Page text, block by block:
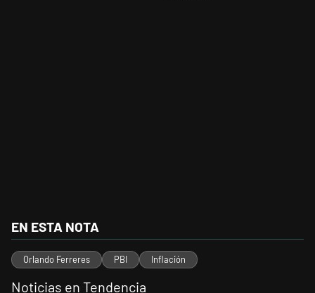
EN ESTA NOTA
Orlando Ferreres PBI Inflación
Noticias en Tendencia